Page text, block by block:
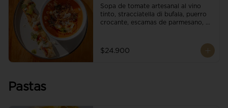
Sopa de tomate artesanal al vino
tinto, stracciatella di bufala, puerro
crocante, escamas de parmesano,
Acompañado de un tostón de pan
focaccia.
$24.900
Pastas